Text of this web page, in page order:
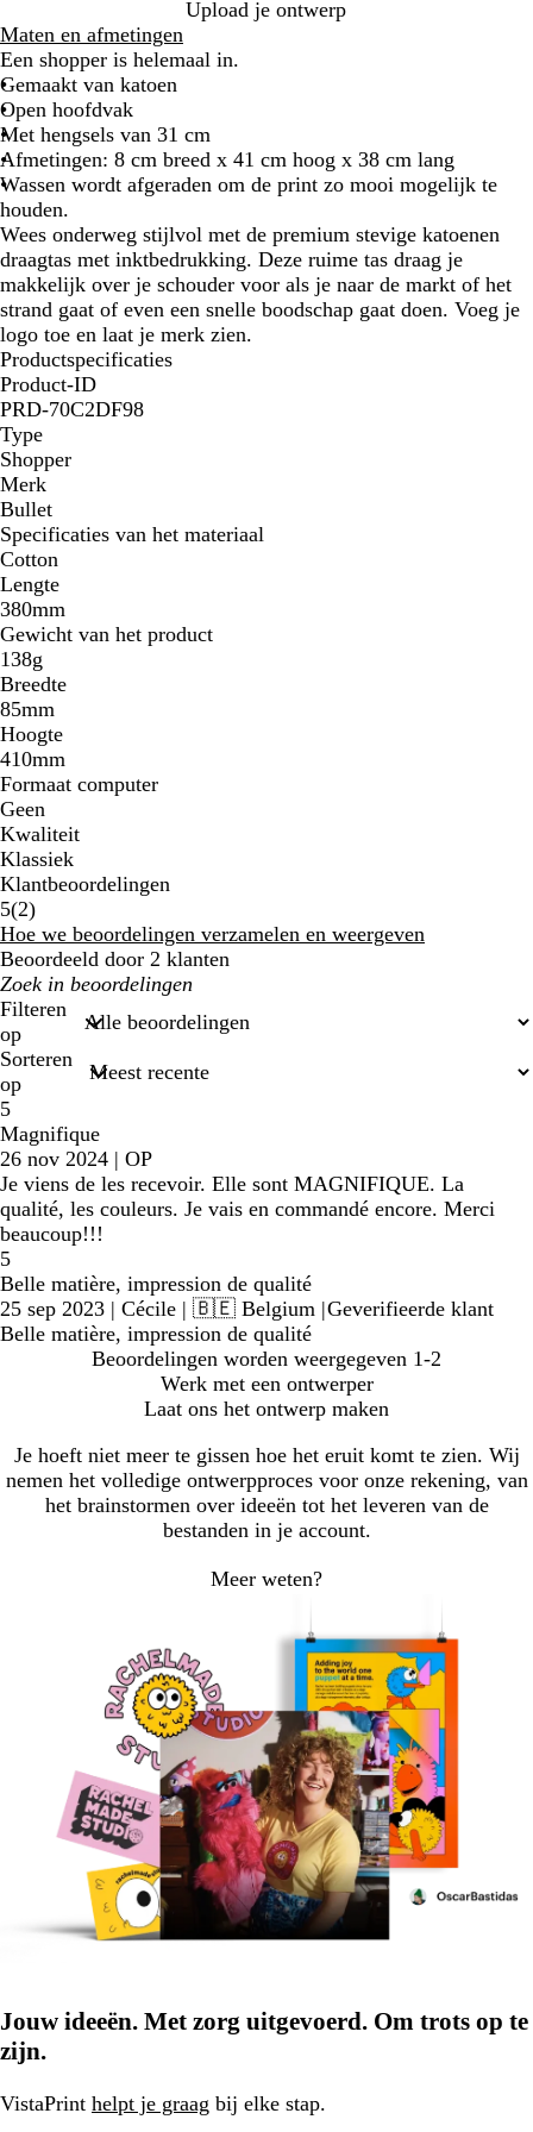
t
a
a
l
z
w
a
r
t
m
o
e
n
o
d
r
i
n
e
b
l
a
u
w
n
i
n
g
s
b
l
a
u
w
a
n
j
e
o
c
e
s
b
l
a
u
w
Upload je ontwerp
Maten en afmetingen
Een shopper is helemaal in.
Gemaakt van katoen
Open hoofdvak
Met hengsels van 31 cm
Afmetingen: 8 cm breed x 41 cm hoog x 38 cm lang
Wassen wordt afgeraden om de print zo mooi mogelijk te
houden.
Wees onderweg stijlvol met de premium stevige katoenen
draagtas met inktbedrukking. Deze ruime tas draag je
makkelijk over je schouder voor als je naar de markt of het
strand gaat of even een snelle boodschap gaat doen. Voeg je
logo toe en laat je merk zien.
Productspecificaties
Product-ID
PRD-70C2DF98
Type
Shopper
Merk
Bullet
Specificaties van het materiaal
Cotton
Lengte
380mm
Gewicht van het product
138g
Breedte
85mm
Hoogte
410mm
Formaat computer
Geen
Kwaliteit
Klassiek
Klantbeoordelingen
5(22
beoordelingen
)
Hoe we beoordelingen verzamelen en weergeven
Beoordeeld door 2 klanten
Mijn
zoekopdrachten
Filteren
op
Sorteren
op
5
Magnifique
26 nov 2024 | OP
Je viens de les recevoir. Elle sont MAGNIFIQUE. La
qualité, les couleurs. Je vais en commandé encore. Merci
beaucoup!!!
5
Belle matière, impression de qualité
25 sep 2023 | Cécile | 🇧🇪 Belgium |Geverifieerde klant
Belle matière, impression de qualité
Beoordelingen worden weergegeven 1-2
Werk met een ontwerper
Laat ons het ontwerp maken
Je hoeft niet meer te gissen hoe het eruit komt te zien. Wij
nemen het volledige ontwerpproces voor onze rekening, van
het brainstormen over ideeën tot het leveren van de
bestanden in je account.
Meer weten?
Jouw ideeën. Met zorg uitgevoerd. Om trots op te
zijn.
VistaPrint helpt je graag bij elke stap.